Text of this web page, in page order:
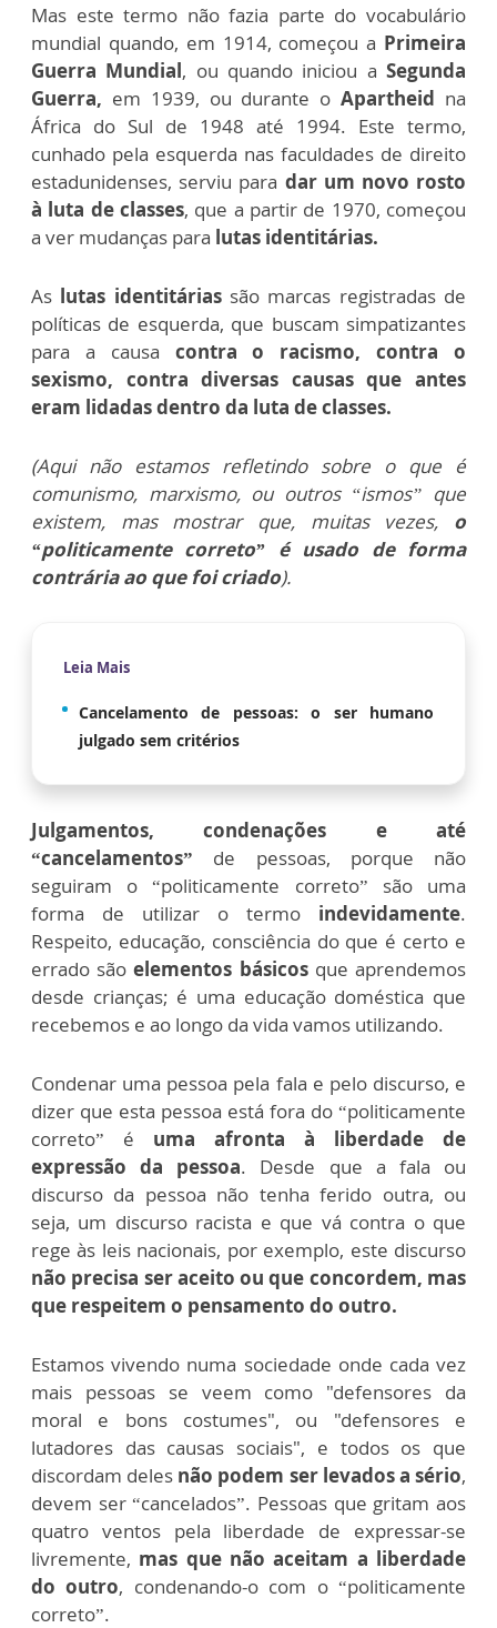
Mas este termo não fazia parte do vocabulário
mundial quando, em 1914, começou a Primeira
Guerra Mundial, ou quando iniciou aSegunda
Guerra, em 1939, ou durante oApartheid na
África do Sul de 1948 até 1994. Este termo,
cunhado pela esquerda nas faculdades de direito
estadunidenses, serviu para dar um novo rosto
à luta de classes, que a partir de 1970, começou
a ver mudanças para lutas identitárias.
As lutas identitáriassão marcas registradas de
políticas de esquerda, que buscam simpatizantes
para a causa contra o racismo, contra o
sexismo, contra diversas causas que antes
eram lidadas dentro da luta de classes.
(Aqui não estamos refletindo sobre o que é
comunismo, marxismo, ou outros “ismos” que
existem, mas mostrar que, muitas vezes, o
“politicamente correto” é usado de forma
contrária ao que foi criado).
Leia Mais
Cancelamento de pessoas: o ser humano
julgado sem critérios
Julgamentos, condenações e até
“cancelamentos” de pessoas, porque não
seguiram o “politicamente correto” são uma
forma de utilizar o termo indevidamente.
Respeito, educação, consciência do que é certo e
errado sãoelementos básicosque aprendemos
desde crianças; é uma educação doméstica que
recebemos e ao longo da vida vamos utilizando.
Condenar uma pessoa pela fala e pelo discurso, e
dizer que esta pessoa está fora do “politicamente
correto” é uma afronta à liberdade de
expressão da pessoa. Desde que a fala ou
discurso da pessoa não tenha ferido outra, ou
seja, um discurso racista e que vá contra o que
rege às leis nacionais, por exemplo, este discurso
não precisa ser aceito ou que concordem, mas
que respeitem o pensamento do outro.
Estamos vivendo numa sociedade onde cada vez
mais pessoas se veem como "defensores da
moral e bons costumes", ou "defensores e
lutadores das causas sociais", e todos os que
discordam deles não podem ser levados a sério,
devem ser “cancelados”. Pessoas que gritam aos
quatro ventos pela liberdade de expressar-se
livremente, mas que não aceitam a liberdade
do outro, condenando-o com o “politicamente
correto”.